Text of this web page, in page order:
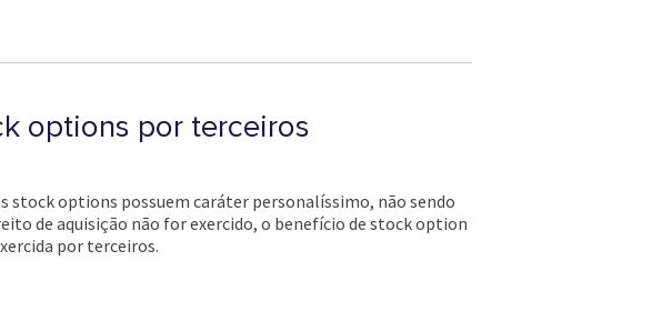
options por terceiros
stock options possuem caráter personalíssimo, não sendo
de aquisição não for exercido, o benefício de stock option
por terceiros.